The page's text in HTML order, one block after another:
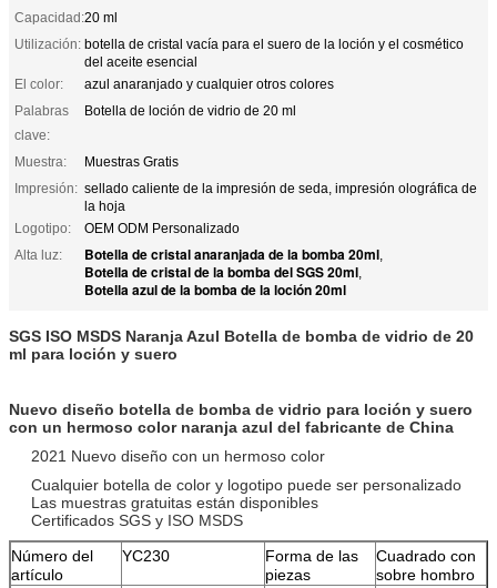
Capacidad:20 ml
Utilización: botella de cristal vacía para el suero de la loción y el cosmético
del aceite esencial
El color:
azul anaranjado y cualquier otros colores
Palabras
clave:
Botella de loción de vidrio de 20 ml
Muestra:
Muestras Gratis
Impresión: sellado caliente de la impresión de seda, impresión olográfica de
la hoja
Logotipo:
OEM ODM Personalizado
Alta luz:
Botella de cristal anaranjada de la bomba 20ml,
Botella de cristal de la bomba del SGS 20ml,
Botella azul de la bomba de la loción 20ml
SGS ISO MSDS Naranja Azul Botella de bomba de vidrio de 20
ml para loción y suero
Nuevo diseño botella de bomba de vidrio para loción y suero
con un hermoso color naranja azul del fabricante de China
2021 Nuevo diseño con un hermoso color
Cualquier botella de color y logotipo puede ser personalizado
Las muestras gratuitas están disponibles
Certificados SGS y ISO MSDS
Número del
artículo
YC230
Forma de las
piezas
Cuadrado con
sobre hombro